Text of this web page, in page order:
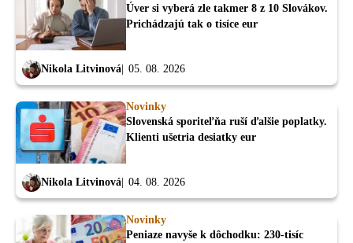
Úver si vyberá zle takmer 8 z 10 Slovákov.
Prichádzajú tak o tisíce eur
Nikola Litvinová 05. 08. 2026
Novinky
Slovenská sporiteľňa ruší ďalšie poplatky.
Klienti ušetria desiatky eur
Nikola Litvinová 04. 08. 2026
Novinky
Peniaze navyše k dôchodku: 230-tisíc